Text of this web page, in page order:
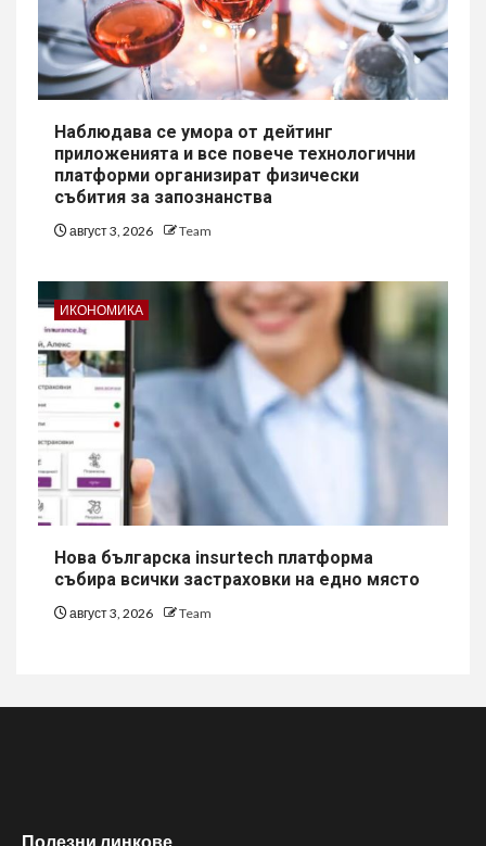
Наблюдава се умора от дейтинг
приложенията и все повече технологични
платформи организират физически
събития за запознанства
август 3, 2026 Team
ИКОНОМИКА
Нова българска insurtech платформа
събира всички застраховки на едно място
август 3, 2026 Team
Полезни линкове